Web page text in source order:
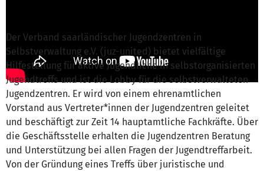
Der Verband saarländischer Jugendzentren in
Selbstverwaltung e.V. (juz-united) bietet vielfältige
Hilfestellung für aktive Jugendliche in selbstorganisierten
Jugendtreffs und ist die Lobby für die selbstverwalteten
Jugendzentren. Er wird von einem ehrenamtlichen
Vorstand aus Vertreter*innen der Jugendzentren geleitet
und beschäftigt zur Zeit 14 hauptamtliche Fachkräfte. Über
die Geschäftsstelle erhalten die Jugendzentren Beratung
und Unterstützung bei allen Fragen der Jugendtreffarbeit.
Von der Gründung eines Treffs über juristische und